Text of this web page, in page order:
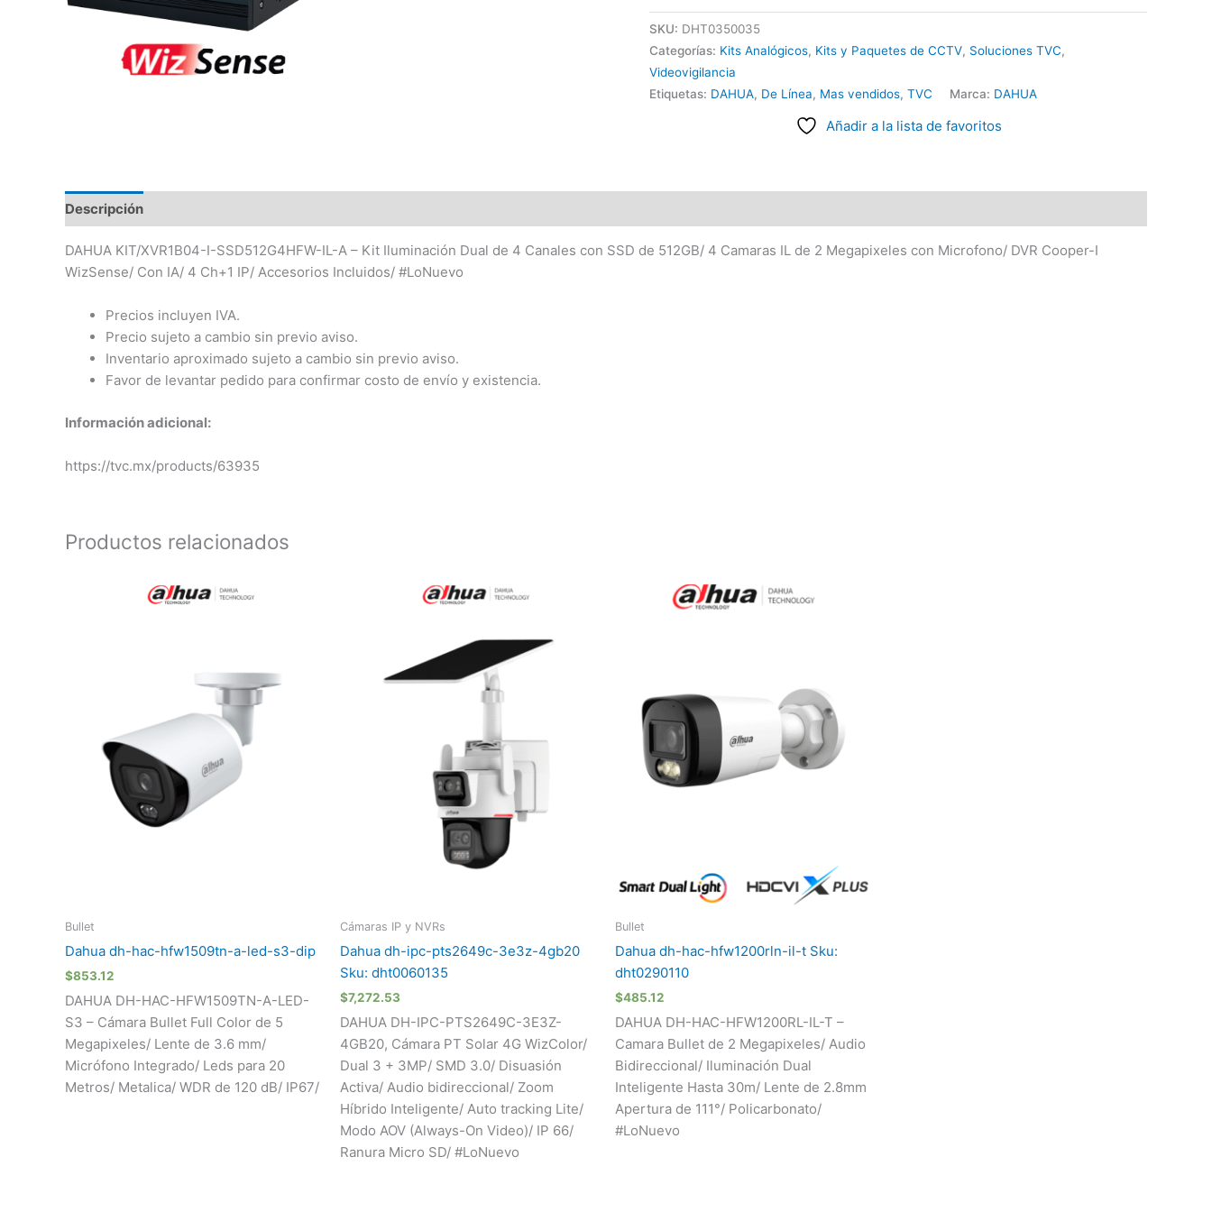
SKU: DHT0350035
Categorías: Kits Analógicos, Kits y Paquetes de CCTV, Soluciones TVC,
Videovigilancia
Etiquetas: DAHUA, De Línea, Mas vendidos, TVC Marca: DAHUA
Añadir a la lista de favoritos
Descripción
DAHUA KIT/XVR1B04-I-SSD512G4HFW-IL-A – Kit Iluminación Dual de 4 Canales con SSD de 512GB/ 4 Camaras IL de 2 Megapixeles con Microfono/ DVR Cooper-I
WizSense/ Con IA/ 4 Ch+1 IP/ Accesorios Incluidos/ #LoNuevo
Precios incluyen IVA.
Precio sujeto a cambio sin previo aviso.
Inventario aproximado sujeto a cambio sin previo aviso.
Favor de levantar pedido para confirmar costo de envío y existencia.
Información adicional:
https://tvc.mx/products/63935
Productos relacionados
Bullet
Dahua dh-hac-hfw1509tn-a-led-s3-dip
$853.12
DAHUA DH-HAC-HFW1509TN-A-LED-
S3 – Cámara Bullet Full Color de 5
Megapixeles/ Lente de 3.6 mm/
Micrófono Integrado/ Leds para 20
Metros/ Metalica/ WDR de 120 dB/ IP67/
Cámaras IP y NVRs
Dahua dh-ipc-pts2649c-3e3z-4gb20
Sku: dht0060135
$7,272.53
DAHUA DH-IPC-PTS2649C-3E3Z-
4GB20, Cámara PT Solar 4G WizColor/
Dual 3 + 3MP/ SMD 3.0/ Disuasión
Activa/ Audio bidireccional/ Zoom
Híbrido Inteligente/ Auto tracking Lite/
Modo AOV (Always-On Video)/ IP 66/
Ranura Micro SD/ #LoNuevo
Bullet
Dahua dh-hac-hfw1200rln-il-t Sku:
dht0290110
$485.12
DAHUA DH-HAC-HFW1200RL-IL-T –
Camara Bullet de 2 Megapixeles/ Audio
Bidireccional/ Iluminación Dual
Inteligente Hasta 30m/ Lente de 2.8mm
Apertura de 111°/ Policarbonato/
#LoNuevo